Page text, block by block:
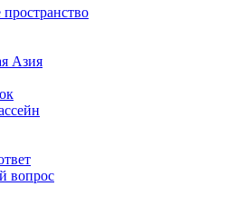
пространство
Азия
вопрос